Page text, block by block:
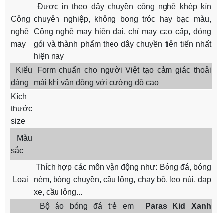
Công
nghệ
may
Được in theo dây chuyền công nghệ khép kín
chuyên nghiệp, không bong tróc hay bạc màu,
Công nghệ may hiện đại, chỉ may cao cấp, đóng
gói và thành phẩm theo dây chuyền tiên tiến nhất
hiện nay
Kiểu
dáng
Form chuẩn cho người Việt tạo cảm giác thoải
mái khi vận động với cường độ cao
Kích
thước
size
Màu
sắc
Loại
Thích hợp các môn vận động như: Bóng đá, bóng
ném, bóng chuyền, cầu lông, chạy bộ, leo núi, đạp
xe, cầu lông...
Bộ áo bóng đá trẻ em
Paras Kid Xanh